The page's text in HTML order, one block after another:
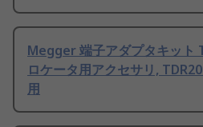
Megger 端子アダプタキット
ロケータ用アクセサリ,
用